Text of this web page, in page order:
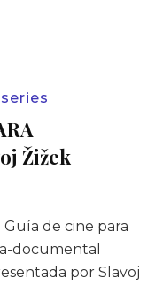
Žižek
de cine para
documental
por Slavoj